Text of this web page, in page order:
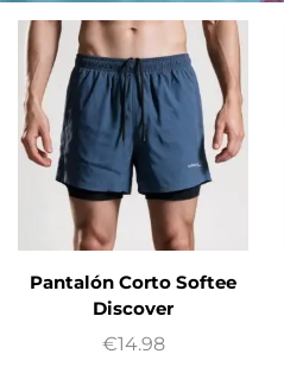
Pantalón Corto Softee
Discover
€14.98